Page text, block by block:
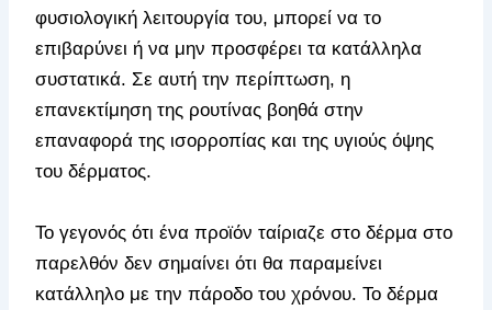
φυσιολογική λειτουργία του, μπορεί να το
επιβαρύνει ή να μην προσφέρει τα κατάλληλα
συστατικά. Σε αυτή την περίπτωση, η
επανεκτίμηση της ρουτίνας βοηθά στην
επαναφορά της ισορροπίας και της υγιούς όψης
του δέρματος.
Το γεγονός ότι ένα προϊόν ταίριαζε στο δέρμα στο
παρελθόν δεν σημαίνει ότι θα παραμείνει
κατάλληλο με την πάροδο του χρόνου. Το δέρμα